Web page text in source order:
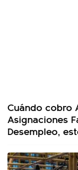
Cuándo cobro
Asignaciones
Desempleo,